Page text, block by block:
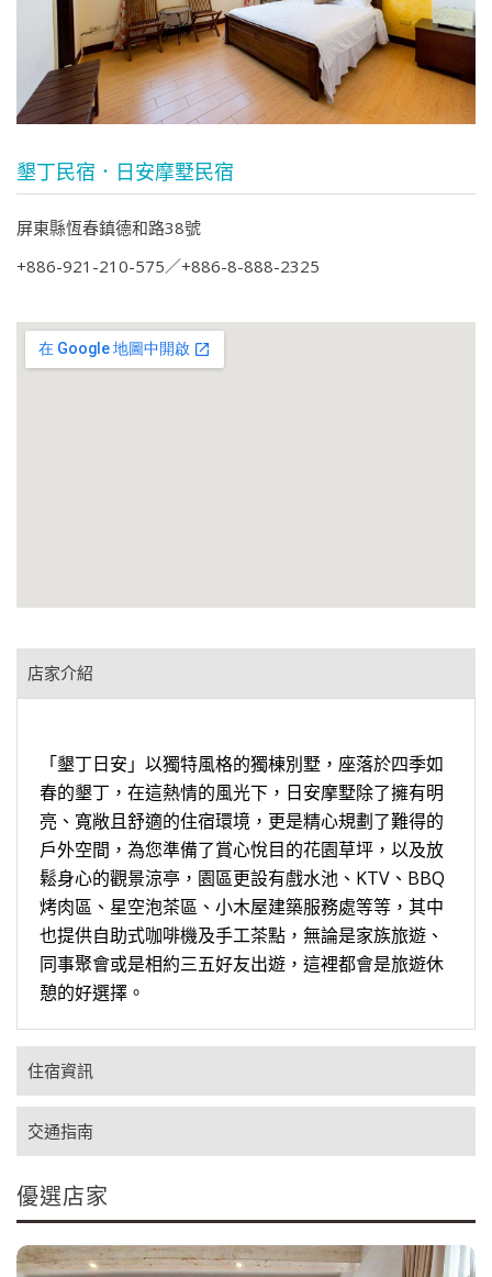
墾丁民宿．日安摩墅民宿
屏東縣恆春鎮德和路38號
+886-921-210-575
+886-8-888-2325
店家介紹
「墾丁日安」以獨特風格的獨棟別墅，座落於四季如
春的墾丁，在這熱情的風光下，日安摩墅除了擁有明
亮、寬敞且舒適的住宿環境，更是精心規劃了難得的
戶外空間，為您準備了賞心悅目的花園草坪，以及放
鬆身心的觀景涼亭，園區更設有戲水池、KTV、BBQ
烤肉區、星空泡茶區、小木屋建築服務處等等，其中
也提供自助式咖啡機及手工茶點，無論是家族旅遊、
同事聚會或是相約三五好友出遊，這裡都會是旅遊休
憩的好選擇。
住宿資訊
交通指南
優選店家